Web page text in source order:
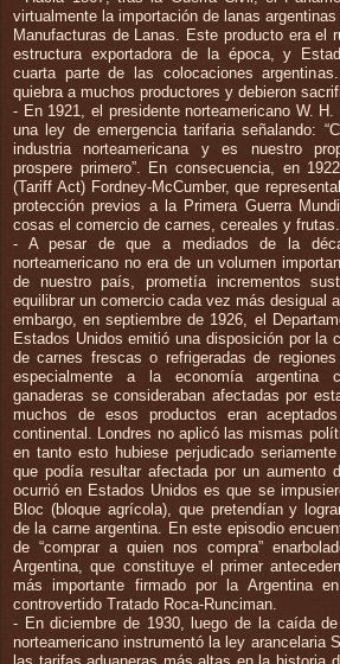
virtualmente la importación de lanas
Manufacturas de Lanas. Este producto era el
estructura exportadora de la época, y
cuarta parte de las colocaciones
quiebra a muchos productores y debieron
- En 1921, el presidente norteamericano W.
una ley de emergencia tarifaria señalando:
industria norteamericana y es nuestro
prospere primero”. En consecuencia, en
(Tariff Act) Fordney-McCumber, que
protección previos a la Primera Guerra
cosas el comercio de carnes, cereales y frutas.
- A pesar de que a mediados de la
norteamericano no era de un volumen
de nuestro país, prometía incrementos
equilibrar un comercio cada vez más desigual
embargo, en septiembre de 1926, el
Estados Unidos emitió una disposición por la
de carnes frescas o refrigeradas de
especialmente a la economía argentina
ganaderas se consideraban afectadas por
muchos de esos productos eran
continental. Londres no aplicó las mismas
en tanto esto hubiese perjudicado
que podía resultar afectada por un aumento
ocurrió en Estados Unidos es que se
Bloc (bloque agrícola), que pretendían y
de la carne argentina. En este episodio
de “comprar a quien nos compra”
Argentina, que constituye el primer
más importante firmado por la Argentina
controvertido Tratado Roca-Runciman.
- En diciembre de 1930, luego de la caída
norteamericano instrumentó la ley arancelaria